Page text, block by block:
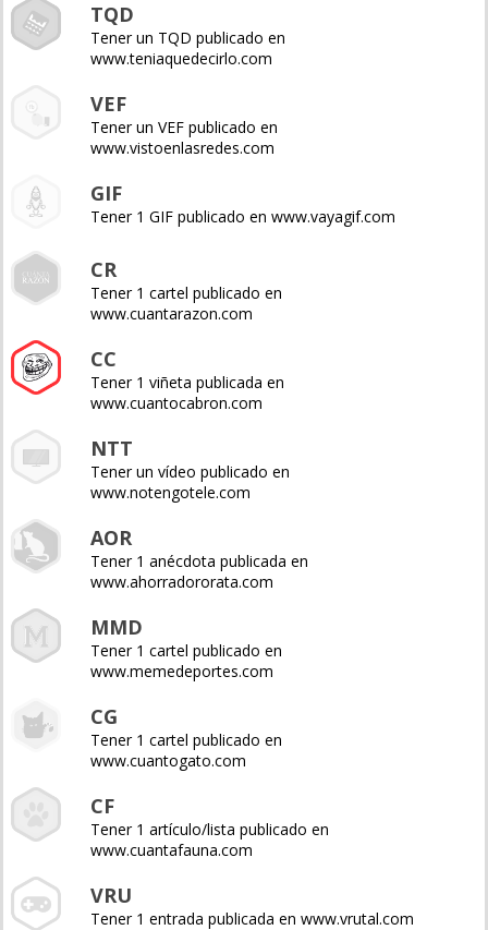
TQD
Tener un TQD publicado en
www.teniaquedecirlo.com
VEF
Tener un VEF publicado en
www.vistoenlasredes.com
GIF
Tener 1 GIF publicado en www.vayagif.com
CR
Tener 1 cartel publicado en
www.cuantarazon.com
CC
Tener 1 viñeta publicada en
www.cuantocabron.com
NTT
Tener un vídeo publicado en
www.notengotele.com
AOR
Tener 1 anécdota publicada en
www.ahorradororata.com
MMD
Tener 1 cartel publicado en
www.memedeportes.com
CG
Tener 1 cartel publicado en
www.cuantogato.com
CF
Tener 1 artículo/lista publicado en
www.cuantafauna.com
VRU
Tener 1 entrada publicada en www.vrutal.com